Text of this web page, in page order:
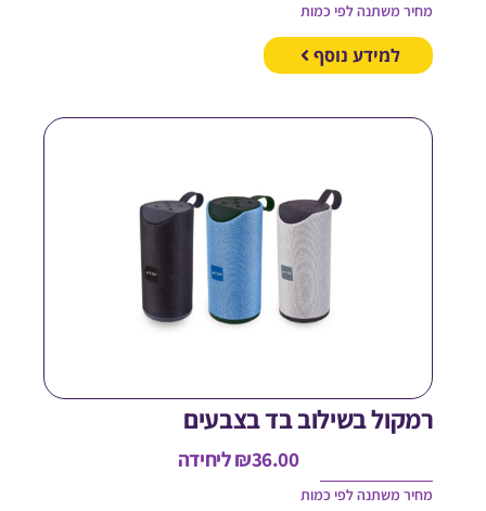
משתנה לפי כמות
למידע נוסף
בשילוב בד בצבעים
₪ליחידה
משתנה לפי כמות